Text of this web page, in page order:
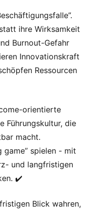
ihre Wirksamkeit
Burnout-Gefahr
Innovationskraft
Ressourcen
orientierte
Führungskultur, die
macht.
game” spielen - mit
und langfristigen
✔️
Blick wahren,